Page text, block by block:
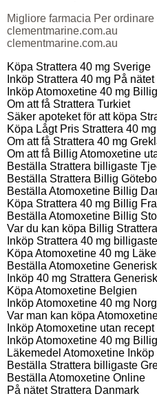
Migliore farmacia Per
clementmarine.com.au
clementmarine.com.au
Köpa Strattera 40 mg Sverige
Inköp Strattera 40 mg På nätet
Inköp Atomoxetine 40 mg
Om att få Strattera Turkiet
Säker apoteket för att köpa
Köpa Lågt Pris Strattera 40 mg
Om att få Strattera 40 mg
Om att få Billig Atomoxetine
Beställa Strattera billigaste
Beställa Strattera Billig
Beställa Atomoxetine Billig
Köpa Strattera 40 mg Billig
Beställa Atomoxetine Billig
Var du kan köpa Billig
Inköp Strattera 40 mg
Köpa Atomoxetine 40 mg
Beställa Atomoxetine
Inköp 40 mg Strattera
Köpa Atomoxetine Belgien
Inköp Atomoxetine 40 mg
Var man kan köpa
Inköp Atomoxetine utan
Inköp Atomoxetine 40 mg
Läkemedel Atomoxetine Inköp
Beställa Strattera billigaste
Beställa Atomoxetine Online
På nätet Strattera Danmark